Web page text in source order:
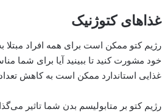
غذاهای کتوژنیک
رژیم کتو ممکن است برای همه افراد
خود مشورت کنید تا ببینید آیا برای شما
غذایی استاندارد ممکن است به کاهش
رژیم کتو بر متابولیسم بدن شما تاثیر